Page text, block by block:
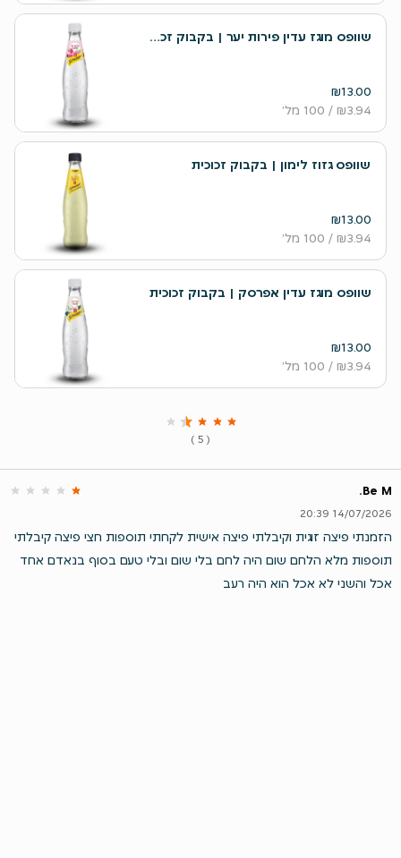
שוופס מוגז עדין פירות יער | בקבוק זכוכית
₪13.00
₪3.94 / 100 מל׳
שוופס גזוז לימון | בקבוק זכוכית
₪13.00
₪3.94 / 100 מל׳
שוופס מוגז עדין אפרסק | בקבוק זכוכית
₪13.00
₪3.94 / 100 מל׳
( 5 )
Be M.
14/07/2026 20:39
‏הזמנתי פיצה זוגית וקיבלתי פיצה אישית לקחתי תוספות חצי פיצה קיבלתי
תוספות מלא הלחם שום היה לחם בלי שום ובלי טעם בסוף בנאדם אחד
אכל והשני לא אכל הוא היה רעב